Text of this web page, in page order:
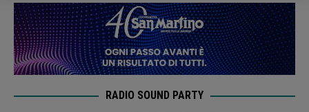
RADIO SOUND PARTY